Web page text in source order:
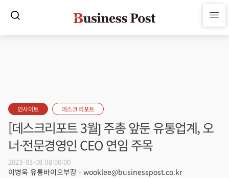
인사이트 데스크 리포트
[데스크리포트 3월] 주총 앞둔 유통업계, 오
너·전문경영인 CEO 연임 주목
2023-03-08 08:00:00
이병욱 유통바이오부장 - wooklee@businesspost.co.kr